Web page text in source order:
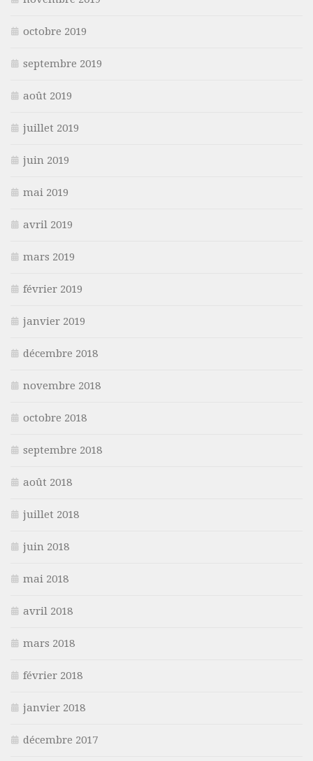
octobre 2019
septembre 2019
août 2019
juillet 2019
juin 2019
mai 2019
avril 2019
mars 2019
février 2019
janvier 2019
décembre 2018
novembre 2018
octobre 2018
septembre 2018
août 2018
juillet 2018
juin 2018
mai 2018
avril 2018
mars 2018
février 2018
janvier 2018
décembre 2017